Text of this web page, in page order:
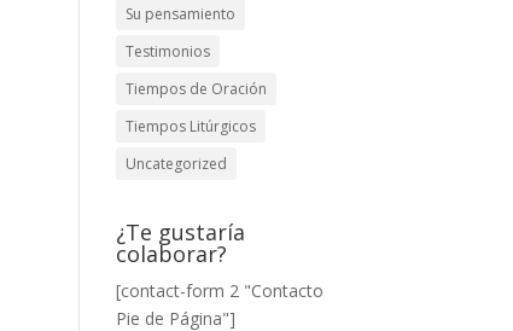
Su pensamiento
Testimonios
Tiempos de Oración
Tiempos Litúrgicos
Uncategorized
¿Te gustaría
colaborar?
[contact-form 2 "Contacto
Pie de Página"]